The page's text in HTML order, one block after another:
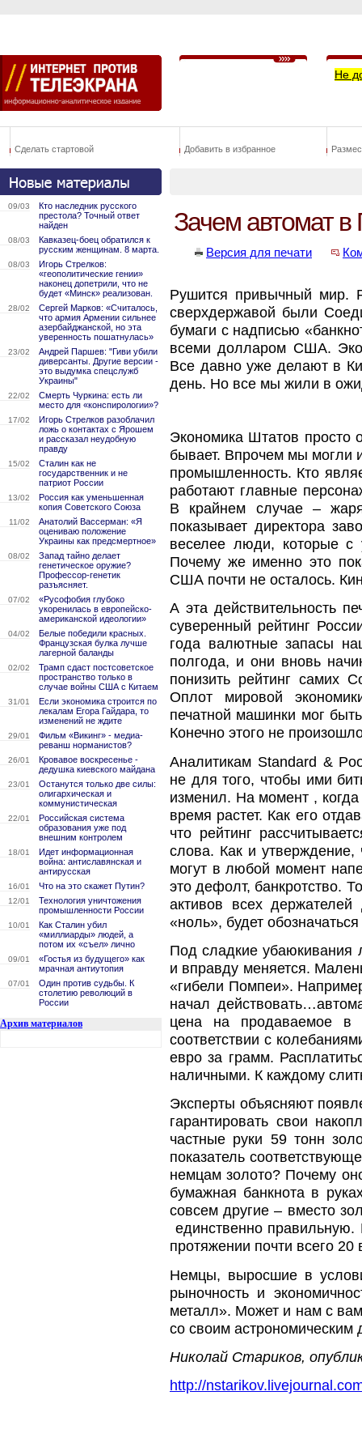
Не
Сделать стартовой Добавить в избранное
09/03
Кто наследник русского
престола? Точный ответ
найден
08/03
Кавказец-боец обратился к
русским женщинам. 8 марта.
08/03
Игорь Стрелков:
«геополитические гении»
наконец допетрили, что не
будет «Минск» реализован.
28/02
Сергей Марков: «Считалось,
что армия Армении сильнее
азербайджанской, но эта
уверенность пошатнулась»
23/02
Андрей Паршев: "Гиви убили
диверсанты. Другие версии -
это выдумка спецслужб
Украины"
22/02
Смерть Чуркина: есть ли
место для «конспирологии»?
17/02
Игорь Стрелков разоблачил
ложь о контактах с Ярошем
и рассказал неудобную
правду
15/02
Сталин как не
государственник и не
патриот России
13/02
Россия как уменьшенная
копия Советского Союза
11/02
Анатолий Вассерман: «Я
оцениваю положение
Украины как предсмертное»
08/02
Запад тайно делает
генетическое оружие?
Профессор-генетик
разъясняет.
07/02
«Русофобия глубоко
укоренилась в европейско-
американской идеологии»
04/02
Белые победили красных.
Французская булка лучше
лагерной баланды
02/02
Трамп сдаст постсоветское
пространство только в
случае войны США с Китаем
31/01
Если экономика строится по
лекалам Егора Гайдара, то
изменений не ждите
29/01
Фильм «Викинг» - медиа-
реванш норманистов?
26/01
Кровавое воскресенье -
дедушка киевского майдана
23/01
Останутся только две силы:
олигархическая и
коммунистическая
22/01
Российская система
образования уже под
внешним контролем
18/01
Идет информационная
война: антиславянская и
антирусская
16/01 Что на это скажет Путин?
12/01
Технология уничтожения
промышленности России
10/01
Как Сталин убил
«миллиарды» людей, а
потом их «съел» лично
09/01
«Гостья из будущего» как
мрачная антиутопия
07/01
Один против судьбы. К
столетию революций в
России
Архив материалов
Зачем автомат в
Версия для печати
Рушится привычный мир.
сверхдержавой были
бумаги с надписью
всеми долларом США.
Все давно уже делают в
день. Но все мы жили в
Экономика Штатов просто
бывает. Впрочем мы могли
промышленность. Кто
работают главные
В крайнем случае –
показывает директора
веселее люди, которые с
Почему же именно это
США почти не осталось.
А эта действительность
суверенный рейтинг
года валютные запасы
полгода, и они вновь
понизить рейтинг самих
Оплот мировой
печатной машинки мог
Конечно этого не
Аналитикам Standard &
не для того, чтобы ими
изменил. На момент ,
время растет. Как его
что рейтинг
слова. Как и
могут в любой момент
это дефолт, банкротство.
активов всех
«ноль», будет
Под сладкие убаюкивания
и вправду меняется.
«гибели Помпеи».
начал
цена на продаваемое в
соответствии с
евро за грамм.
наличными. К каждому
Эксперты объясняют
гарантировать свои
частные руки 59 тонн
показатель
немцам золото? Почему
бумажная банкнота в
совсем другие – вместо
единственно
протяжении почти всего 20
Немцы, выросшие в
рыночность и
металл». Может и нам с
со своим астрономическим
Николай Стариков,
http://